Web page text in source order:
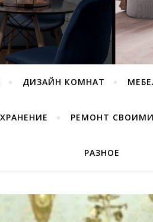
ДИЗАЙН КОМНАТ
РЕМОНТ
РАЗНОЕ